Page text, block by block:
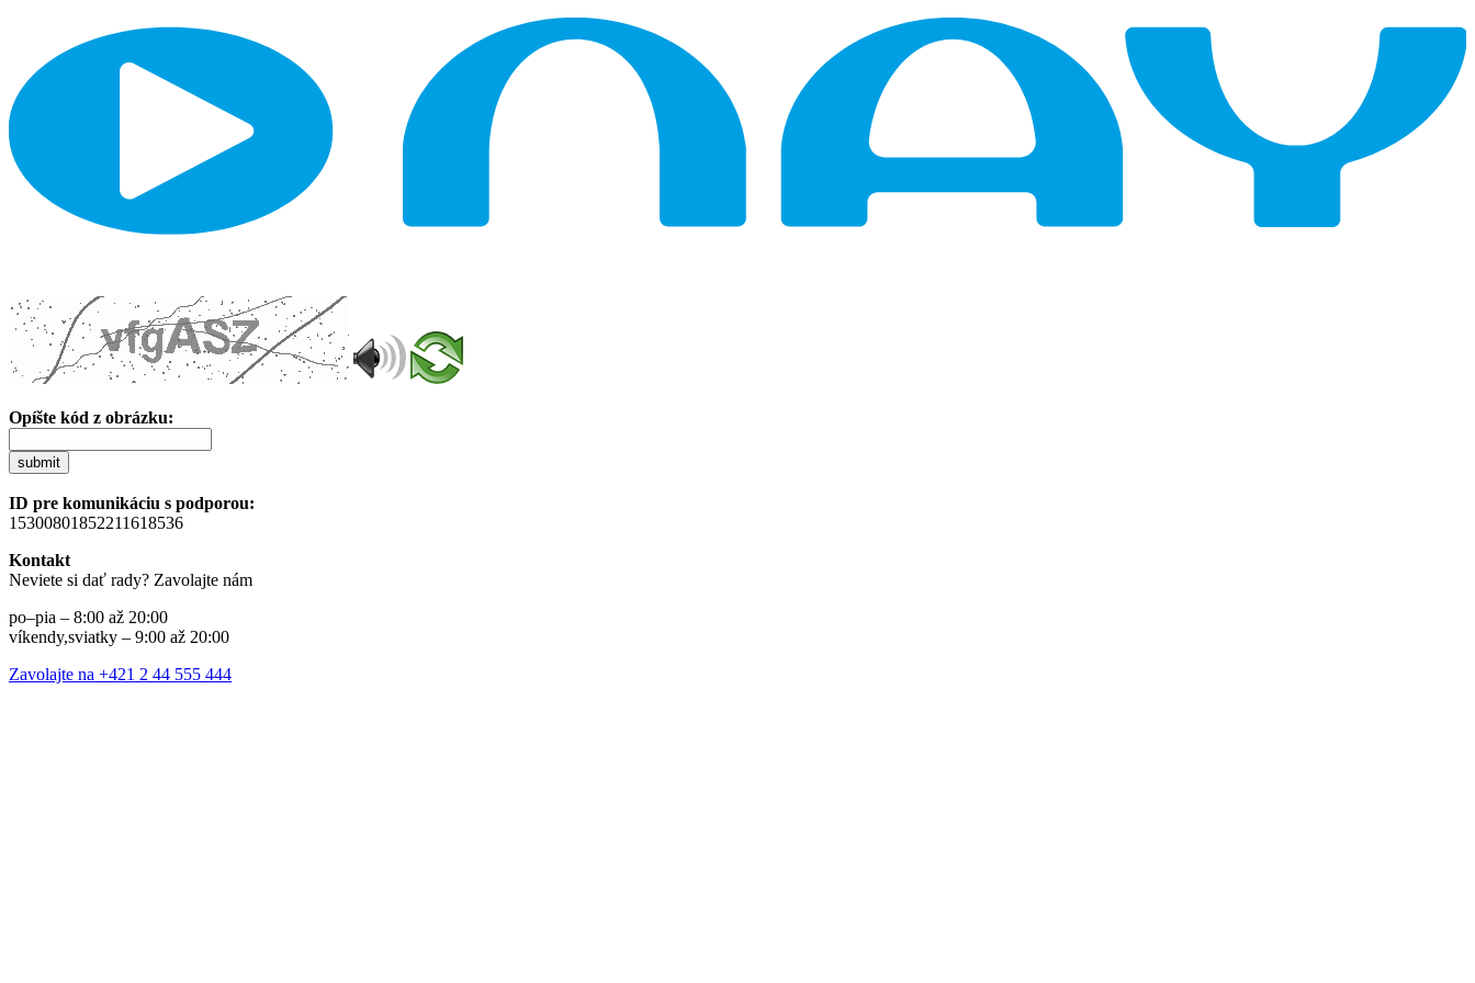
Opíšte kód z obrázku:
submit
ID pre komunikáciu s podporou:
15300801852211618536
Kontakt
Neviete si dať rady? Zavolajte nám
po–pia – 8:00 až 20:00
víkendy,sviatky – 9:00 až 20:00
Zavolajte na +421 2 44 555 444